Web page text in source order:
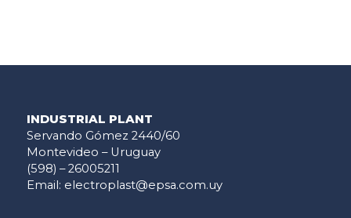
INDUSTRIAL PLANT
Servando Gómez 2440/60
Montevideo – Uruguay
(598) – 26005211
Email: electroplast@epsa.com.uy